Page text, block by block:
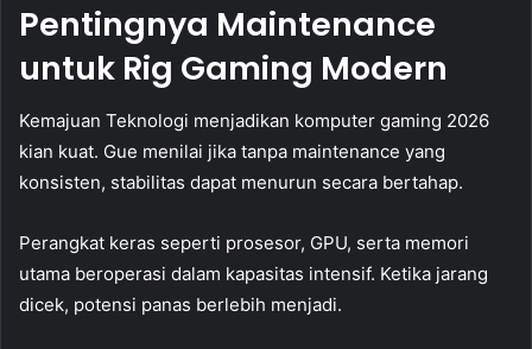
Pentingnya Maintenance
untuk Rig Gaming Modern
Kemajuan Teknologi menjadikan komputer gaming 2026
kian kuat. Gue menilai jika tanpa maintenance yang
konsisten, stabilitas dapat menurun secara bertahap.
Perangkat keras seperti prosesor, GPU, serta memori
utama beroperasi dalam kapasitas intensif. Ketika jarang
dicek, potensi panas berlebih menjadi.